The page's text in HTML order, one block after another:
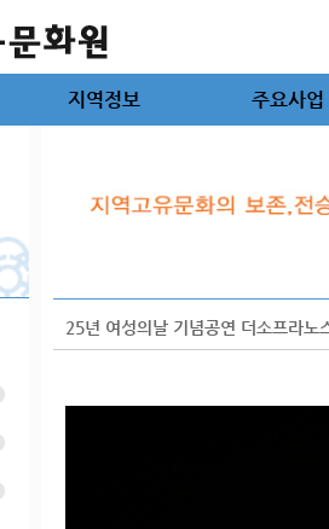
25년 여성의날 기념공연 더소프라노
지역정보 주요사업